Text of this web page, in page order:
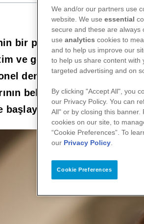
bir parçası olan Seda
ve gelişim, kurumsal
deneyim sahibi. Şimdiye
belirlenmesinde de
başlayacak.
We and/or our partners use
website. We use essential
secure and these are always
use analytics cookies to
and to help us improve our
to help us share content with
targeted advertising and on
By clicking "Accept All", you
our Privacy Policy. You can
All" or by closing this
cookies on our site, to
“Cookie Preferences”. To
our Privacy Policy.
Cookie Preferences